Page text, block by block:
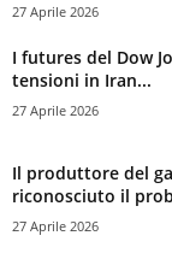
27 Aprile 2026
I futures del Dow
tensioni in Iran...
27 Aprile 2026
Il produttore del
riconosciuto il
27 Aprile 2026